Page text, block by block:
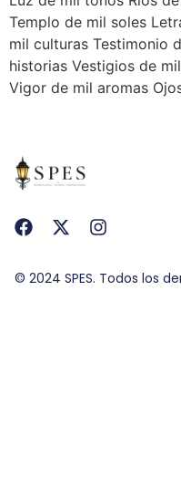
Templo de mil soles
mil culturas Testimonio
historias Vestigios de
Vigor de mil aromas
© 2024 SPES. Todos los